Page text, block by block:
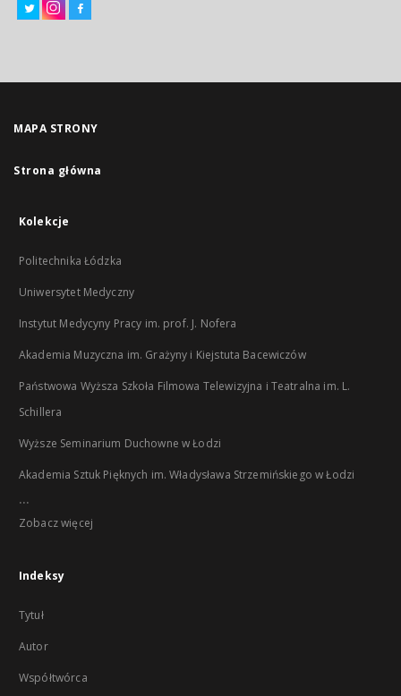
MAPA STRONY
Strona główna
Kolekcje
Politechnika Łódzka
Uniwersytet Medyczny
Instytut Medycyny Pracy im. prof. J. Nofera
Akademia Muzyczna im. Grażyny i Kiejstuta Bacewiczów
Państwowa Wyższa Szkoła Filmowa Telewizyjna i Teatralna im. L.
Schillera
Wyższe Seminarium Duchowne w Łodzi
Akademia Sztuk Pięknych im. Władysława Strzemińskiego w Łodzi
...
Zobacz więcej
Indeksy
Tytuł
Autor
Współtwórca